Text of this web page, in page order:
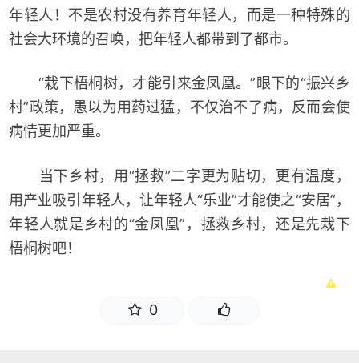
年轻人！不是农村没有养育年轻人，而是一种特殊的
社会大环境的召唤，把年轻人都带到了都市。
“栽下梧桐树，才能引来金凤凰。”眼下的“振兴乡
村”政策，愚以为用药过猛，不仅治不了病，反而会使
病情更加严重。
当下乡村，用“拯救”二字更为贴切，更有温度，
用产业吸引年轻人，让年轻人“乐业”才能使之“安居”，
年轻人就是乡村的“金凤凰”，拯救乡村，还是先栽下
梧桐树吧！
0